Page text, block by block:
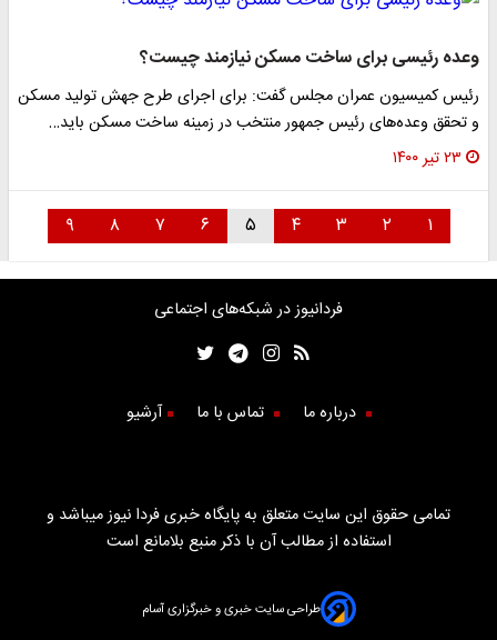
وعده رئیسی برای ساخت مسکن نیازمند چیست؟
رئیس کمیسیون عمران مجلس گفت: برای اجرای طرح جهش تولید مسکن
و تحقق وعده‌های رئیس جمهور منتخب در زمینه ساخت مسکن باید…
۲۳ تیر ۱۴۰۰
۱ ۲ ۳ ۴ ۵ ۶ ۷ ۸ ۹
فردانیوز در شبکه‌های اجتماعی
درباره ما تماس با ما آرشیو
تمامی حقوق این سایت متعلق به پایگاه خبری فردا نیوز میباشد و
استفاده از مطالب آن با ذکر منبع بلامانع است
طراحی سایت خبری و خبرگزاری آسام